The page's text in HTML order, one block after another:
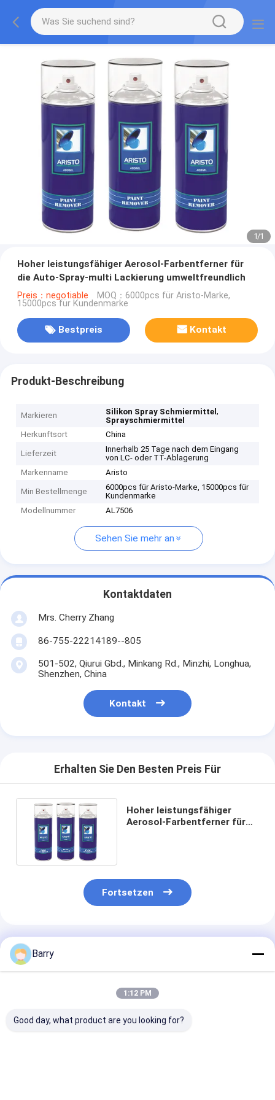
1/1
Hoher leistungsfähiger Aerosol-Farbentferner für
die Auto-Spray-multi Lackierung umweltfreundlich
Preis：negotiable MOQ：6000pcs für Aristo-Marke,
15000pcs für Kundenmarke
Bestpreis Kontakt
Produkt-Beschreibung
Markieren Silikon Spray Schmiermittel,
Sprayschmiermittel
Herkunftsort
China
Lieferzeit
Innerhalb 25 Tage nach dem Eingang
von LC- oder TT-Ablagerung
Markenname
Aristo
Min Bestellmenge
6000pcs für Aristo-Marke, 15000pcs für
Kundenmarke
Modellnummer
AL7506
Sehen Sie mehr an
Kontaktdaten
Mrs. Cherry Zhang
86-755-22214189--805
501-502, Qiurui Gbd., Minkang Rd., Minzhi, Longhua,
Shenzhen, China
Kontakt
Erhalten Sie Den Besten Preis Für
Hoher leistungsfähiger
Aerosol-Farbentferner für
Fortsetzen
Empfohlene Produkte
Barry
1:12 PM
Good day, what product are you looking for?